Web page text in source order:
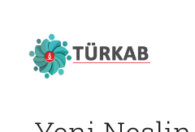
content
Anasayfa